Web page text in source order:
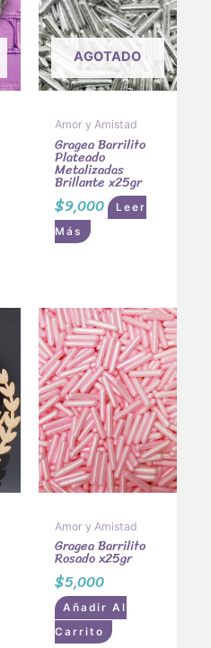
AGOTADO
Amor y Amistad
Gragea Barrilito
Plateado
Metalizadas
Brillante x25gr
$9,000
Leer
Más
Amor y Amistad
Gragea Barrilito
Rosado x25gr
$5,000
Añadir Al
Carrito